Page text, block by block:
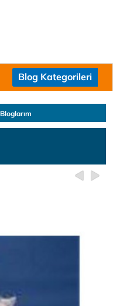
Blog Kategorileri
Bloglarım